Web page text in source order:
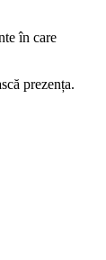
în care
prezența.